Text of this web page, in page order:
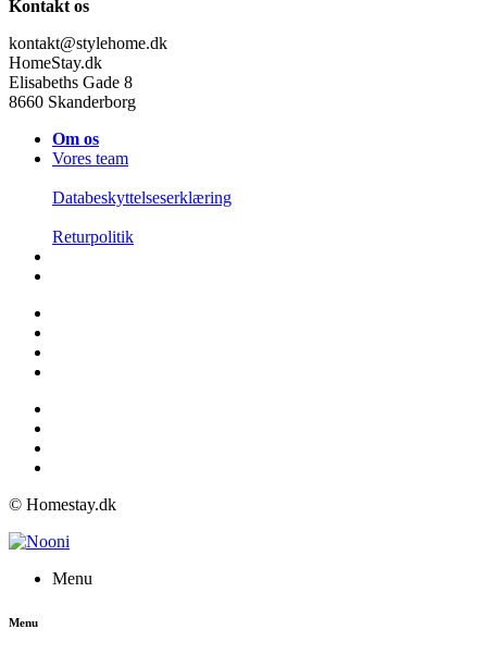
Kontakt os
kontakt@stylehome.dk
HomeStay.dk
Elisabeths Gade 8
8660 Skanderborg
Om os
Vores team
Databeskyttelseserklæring
Returpolitik
© Homestay.dk
Menu
Menu